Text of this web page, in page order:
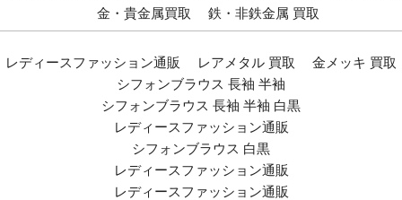
金・貴金属買取
鉄・非鉄金属 買取
レディースファッション通販 レアメタル 買取
金メッキ 買取
シフォンブラウス 長袖 半袖
シフォンブラウス 長袖 半袖 白黒
レディースファッション通販
シフォンブラウス 白黒
レディースファッション通販
レディースファッション通販